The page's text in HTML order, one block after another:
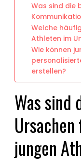
Was sind die
Welche
Athleten im
Wie können
erstellen?
Was sind
jungen